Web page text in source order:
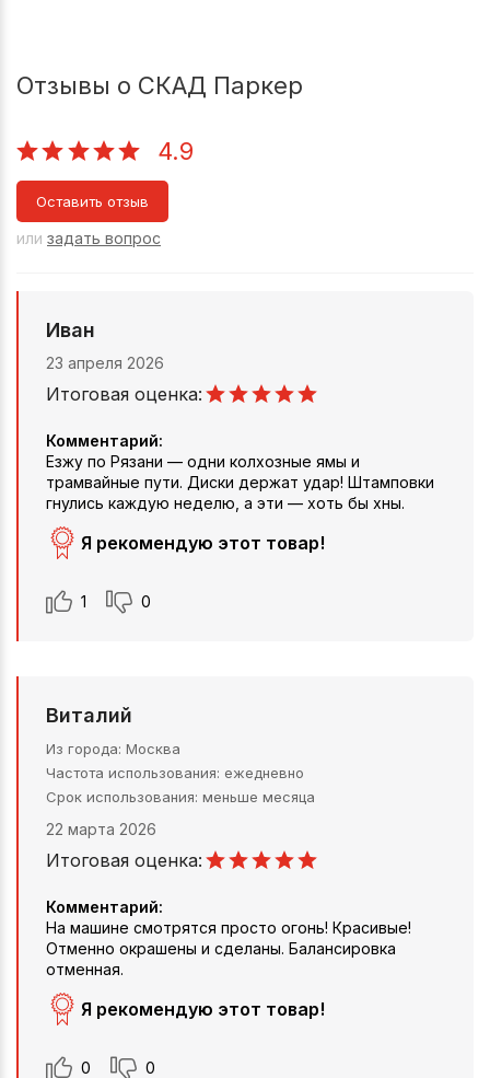
Отзывы о СКАД Паркер
4.9
Оставить отзыв
или задать вопрос
Иван
23 апреля 2026
Итоговая оценка:
Комментарий:
Езжу по Рязани — одни колхозные ямы и
трамвайные пути. Диски держат удар! Штамповки
гнулись каждую неделю, а эти — хоть бы хны.
Я рекомендую этот товар!
1 0
Виталий
Из города Москва
Частота использования ежедневно
Срок использования меньше месяца
22 марта 2026
Итоговая оценка:
Комментарий:
На машине смотрятся просто огонь! Красивые!
Отменно окрашены и сделаны. Балансировка
отменная.
Я рекомендую этот товар!
0 0